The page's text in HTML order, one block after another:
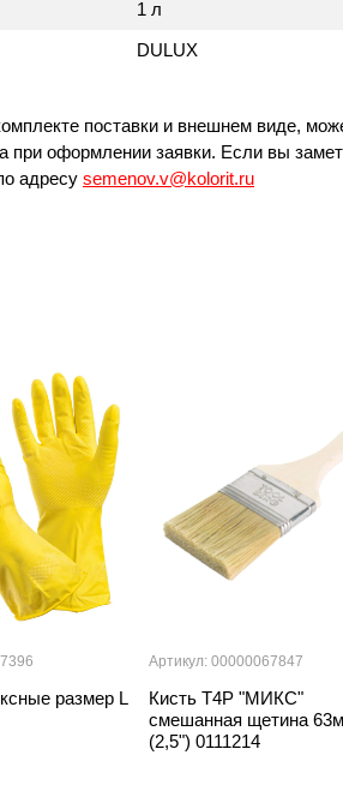
1 л
DULUX
поставки и внешнем виде,
оформлении заявки. Если вы
адресу semenov.v@kolorit.ru
размер L
Артикул: 00000067847
Кисть T4P "МИКС"
смешанная щетина
(2,5") 0111214